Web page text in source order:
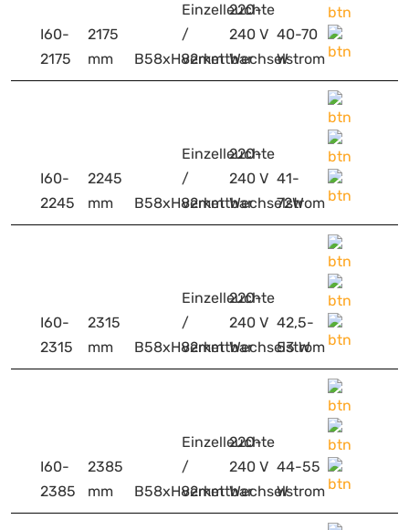
I60-
2175
2175
mm
B58xH82mm
Einzelleuchte
/
verkettbar
220-
240 V
Wechselstrom
40-70
W
I60-
2245
2245
mm
B58xH82mm
Einzelleuchte
/
verkettbar
220-
240 V
Wechselstrom
41-
72W
I60-
2315
2315
mm
B58xH82mm
Einzelleuchte
/
verkettbar
220-
240 V
Wechselstrom
42,5-
53 W
I60-
2385
2385
mm
B58xH82mm
Einzelleuchte
/
verkettbar
220-
240 V
Wechselstrom
44-55
W